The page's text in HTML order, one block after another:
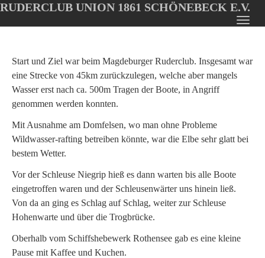
Oops, an error occurred! Code: 20260807085645965d5fa9
main
content
RUDERCLUB UNION 1861 SCHÖNEBECK E.V.
Start und Ziel war beim Magdeburger Ruderclub. Insgesamt war
eine Strecke von 45km zurückzulegen, welche aber mangels
Wasser erst nach ca. 500m Tragen der Boote, in Angriff
genommen werden konnten.
Mit Ausnahme am Domfelsen, wo man ohne Probleme
Wildwasser-rafting betreiben könnte, war die Elbe sehr glatt bei
bestem Wetter.
Vor der Schleuse Niegrip hieß es dann warten bis alle Boote
eingetroffen waren und der Schleusenwärter uns hinein ließ.
Von da an ging es Schlag auf Schlag, weiter zur Schleuse
Hohenwarte und über die Trogbrücke.
Oberhalb vom Schiffshebewerk Rothensee gab es eine kleine
Pause mit Kaffee und Kuchen.